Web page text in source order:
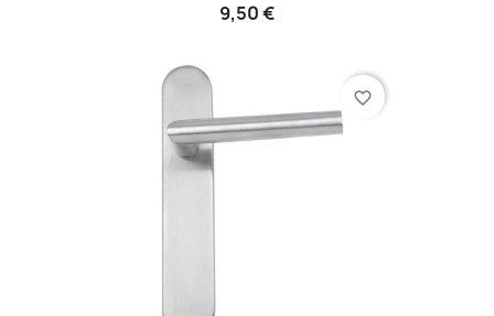
9,50 €
favorite_border